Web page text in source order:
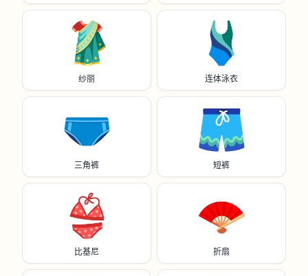
🥻
纱丽
🩱
连体泳衣
🩲
三角裤
🩳
短裤
👙
比基尼
🪭
折扇